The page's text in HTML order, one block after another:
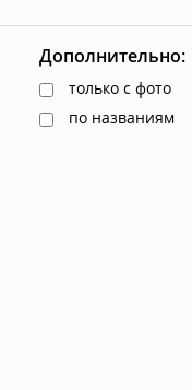
Дополнительно:
только с фото
по названиям